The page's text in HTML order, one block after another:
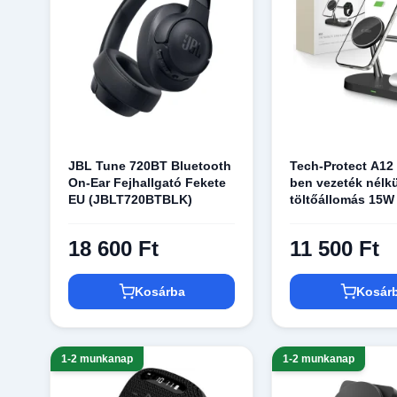
JBL Tune 720BT Bluetooth
On-Ear Fejhallgató Fekete
EU (JBLT720BTBLK)
18 600 Ft
Kosárba
Tech-Protect A12
ben vezeték
töltőállomás 15W
11 500 Ft
1-2 munkanap 1-2 munkanap